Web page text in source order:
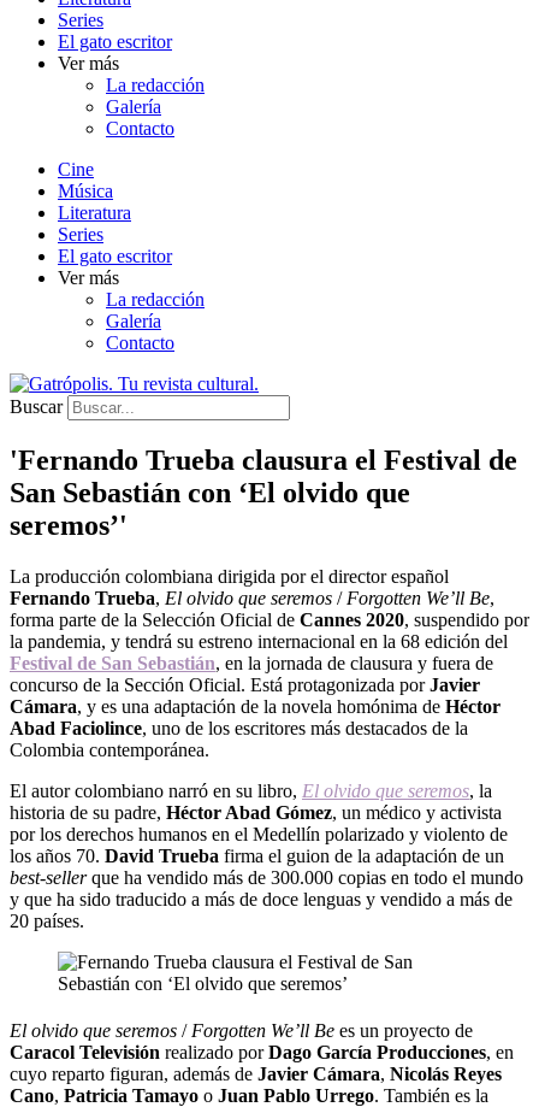
Series
El gato escritor
Ver más
La redacción
Galería
Contacto
Cine
Música
Literatura
Series
El gato escritor
Ver más
La redacción
Galería
Contacto
Buscar
'Fernando Trueba clausura el Festival de
San Sebastián con ‘El olvido que
seremos’'
La producción colombiana dirigida por el director español
Fernando Trueba, El olvido que seremos / Forgotten We’ll Be,
forma parte de la Selección Oficial de Cannes 2020, suspendido por
la pandemia, y tendrá su estreno internacional en la 68 edición del
Festival de San Sebastián, en la jornada de clausura y fuera de
concurso de la Sección Oficial. Está protagonizada porJavier
Cámara, y es una adaptación de la novela homónima de Héctor
Abad Faciolince, uno de los escritores más destacados de la
Colombia contemporánea.
El autor colombiano narró en su libro, El olvido que seremos, la
historia de su padre, Héctor Abad Gómez, un médico y activista
por los derechos humanos en el Medellín polarizado y violento de
los años 70. David Trueba firma el guion de la adaptación de un
best-sellerque ha vendido más de 300.000 copias en todo el mundo
y que ha sido traducido a más de doce lenguas y vendido a más de
20 países.
El olvido que seremos / Forgotten We’ll Be es un proyecto de
Caracol Televisión realizado porDago García Producciones, en
cuyo reparto figuran, además de Javier Cámara, Nicolás Reyes
Cano, Patricia Tamayo o Juan Pablo Urrego. También es la